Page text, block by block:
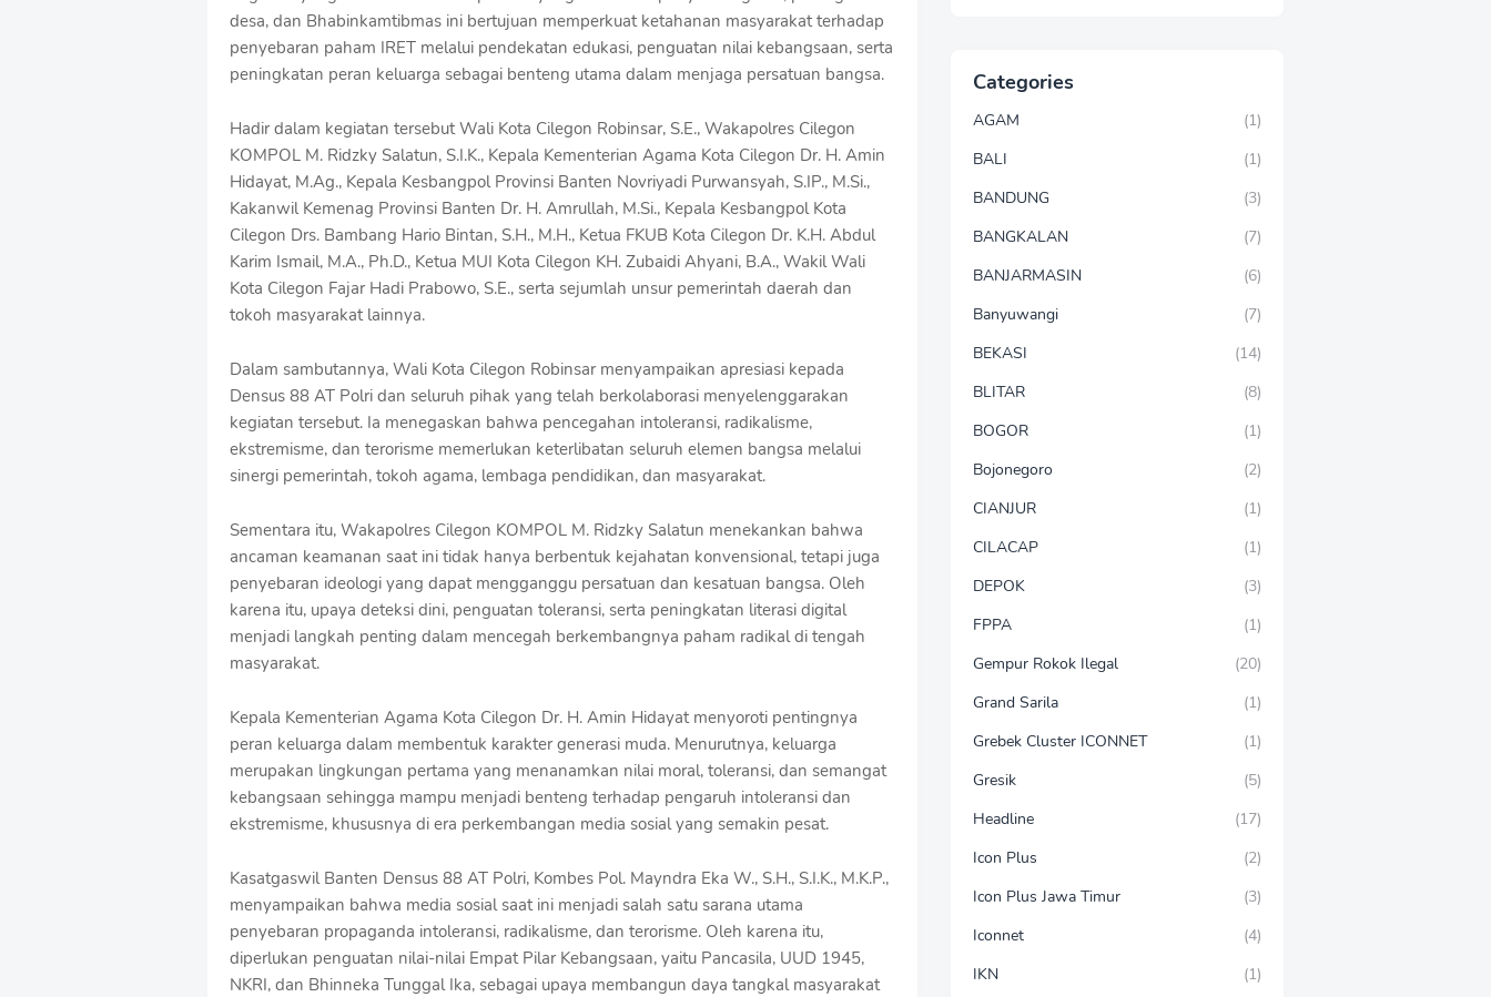
desa, dan Bhabinkamtibmas ini bertujuan memperkuat ketahanan masyarakat terhadap
penyebaran paham IRET melalui pendekatan edukasi, penguatan nilai kebangsaan, serta
peningkatan peran keluarga sebagai benteng utama dalam menjaga persatuan bangsa.
Hadir dalam kegiatan tersebut Wali Kota Cilegon Robinsar, S.E., Wakapolres Cilegon
KOMPOL M. Ridzky Salatun, S.I.K., Kepala Kementerian Agama Kota Cilegon Dr. H. Amin
Hidayat, M.Ag., Kepala Kesbangpol Provinsi Banten Novriyadi Purwansyah, S.IP., M.Si.,
Kakanwil Kemenag Provinsi Banten Dr. H. Amrullah, M.Si., Kepala Kesbangpol Kota
Cilegon Drs. Bambang Hario Bintan, S.H., M.H., Ketua FKUB Kota Cilegon Dr. K.H. Abdul
Karim Ismail, M.A., Ph.D., Ketua MUI Kota Cilegon KH. Zubaidi Ahyani, B.A., Wakil Wali
Kota Cilegon Fajar Hadi Prabowo, S.E., serta sejumlah unsur pemerintah daerah dan
tokoh masyarakat lainnya.
Dalam sambutannya, Wali Kota Cilegon Robinsar menyampaikan apresiasi kepada
Densus 88 AT Polri dan seluruh pihak yang telah berkolaborasi menyelenggarakan
kegiatan tersebut. Ia menegaskan bahwa pencegahan intoleransi, radikalisme,
ekstremisme, dan terorisme memerlukan keterlibatan seluruh elemen bangsa melalui
sinergi pemerintah, tokoh agama, lembaga pendidikan, dan masyarakat.
Sementara itu, Wakapolres Cilegon KOMPOL M. Ridzky Salatun menekankan bahwa
ancaman keamanan saat ini tidak hanya berbentuk kejahatan konvensional, tetapi juga
penyebaran ideologi yang dapat mengganggu persatuan dan kesatuan bangsa. Oleh
karena itu, upaya deteksi dini, penguatan toleransi, serta peningkatan literasi digital
menjadi langkah penting dalam mencegah berkembangnya paham radikal di tengah
masyarakat.
Kepala Kementerian Agama Kota Cilegon Dr. H. Amin Hidayat menyoroti pentingnya
peran keluarga dalam membentuk karakter generasi muda. Menurutnya, keluarga
merupakan lingkungan pertama yang menanamkan nilai moral, toleransi, dan semangat
kebangsaan sehingga mampu menjadi benteng terhadap pengaruh intoleransi dan
ekstremisme, khususnya di era perkembangan media sosial yang semakin pesat.
Kasatgaswil Banten Densus 88 AT Polri, Kombes Pol. Mayndra Eka W., S.H., S.I.K., M.K.P.,
menyampaikan bahwa media sosial saat ini menjadi salah satu sarana utama
penyebaran propaganda intoleransi, radikalisme, dan terorisme. Oleh karena itu,
diperlukan penguatan nilai-nilai Empat Pilar Kebangsaan, yaitu Pancasila, UUD 1945,
NKRI, dan Bhinneka Tunggal Ika, sebagai upaya membangun daya tangkal masyarakat
S
h
r
o
T
e
m
p
l
a
t
e
s
Categories
AGAM
(1)
BALI
(1)
BANDUNG
(3)
BANGKALAN
(7)
BANJARMASIN
(6)
Banyuwangi
(7)
BEKASI
(14)
BLITAR
(8)
BOGOR
(1)
Bojonegoro
(2)
CIANJUR
(1)
CILACAP
(1)
DEPOK
(3)
FPPA
(1)
Gempur Rokok Ilegal
(20)
Grand Sarila
(1)
Grebek Cluster ICONNET
(1)
Gresik
(5)
Headline
(17)
Icon Plus
(2)
Icon Plus Jawa Timur
(3)
Iconnet
(4)
IKN
(1)